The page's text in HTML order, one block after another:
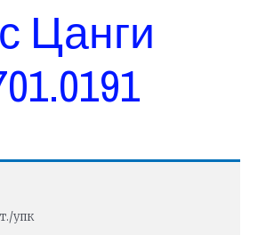
Цанги
упк